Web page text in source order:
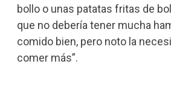
bollo o unas patatas fritas de
que no debería tener mucha
comido bien, pero noto la
comer más”.